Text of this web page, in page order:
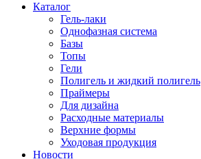
Каталог
Гель-лаки
Однофазная система
Базы
Топы
Гели
Полигель и жидкий полигель
Праймеры
Для дизайна
Расходные материалы
Верхние формы
Уходовая продукция
Новости